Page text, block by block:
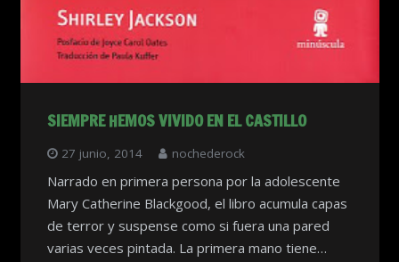
SIEMPRE HEMOS VIVIDO EN EL CASTILLO
27 junio, 2014 nochederock
Narrado en primera persona por la adolescente
Mary Catherine Blackgood, el libro acumula capas
de terror y suspense como si fuera una pared
varias veces pintada. La primera mano tiene…